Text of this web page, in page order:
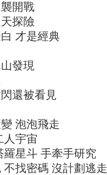
開戰
探險
才是經典
發現
還被看見
泡泡飛走
人宇宙
羅星斗 手牽手研究
不找密碼 沒計劃逃走